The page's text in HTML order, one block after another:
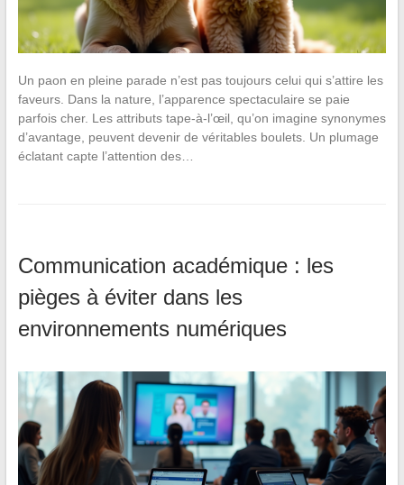
Un paon en pleine parade n’est pas toujours celui qui s’attire les
faveurs. Dans la nature, l’apparence spectaculaire se paie
parfois cher. Les attributs tape-à-l’œil, qu’on imagine synonymes
d’avantage, peuvent devenir de véritables boulets. Un plumage
éclatant capte l’attention des…
Communication académique : les
pièges à éviter dans les
environnements numériques